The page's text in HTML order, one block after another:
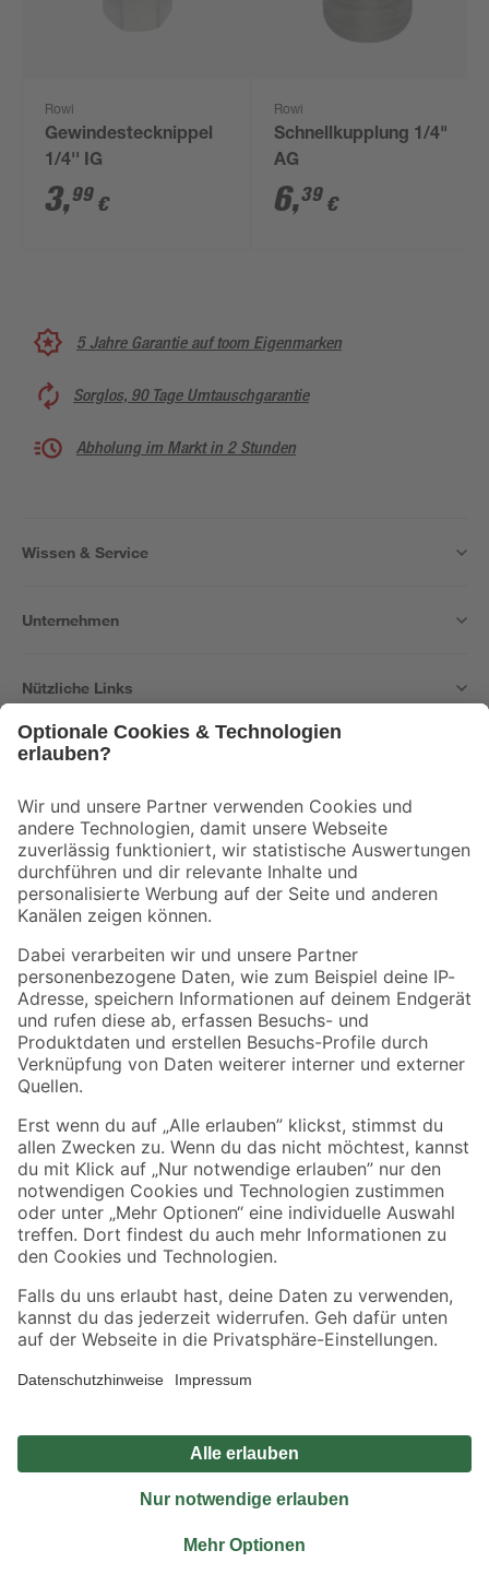
Rowi
Gewindestecknippel
1/4'' IG
3,99 €
Rowi
Schnellkupplung 1/4"
AG
6,39 €
5 Jahre Garantie auf toom Eigenmarken
Sorglos, 90 Tage Umtauschgarantie
Abholung im Markt in 2 Stunden
Wissen & Service
Unternehmen
Nützliche Links
Der toom Newsletter: Keine Angebote und Aktionen mehr verpassen!
Zur Newsletter Anmeldung
Folge uns
Zahlungsarten Versandarten
Sicher einkaufen
Jetzt die toom-App herunterladen
Alle Preisangaben in EUR inkl. gesetzl. MwSt.. Die dargestellten Angebote sind unter
Umständen nicht in allen Märkten verfügbar. Die angegebenen Verfügbarkeiten beziehen
Produkte nur solange der Vorrat reicht.
*Paketversand ab 59 € versandkostenfrei, gilt nicht für Artikel mit Speditionsversand, hier
Privatsphäre Impressum
Nutzungsbedingungen
Widerrufsrecht
Vertrag widerrufen
© 2026 toom Baumarkt GmbH